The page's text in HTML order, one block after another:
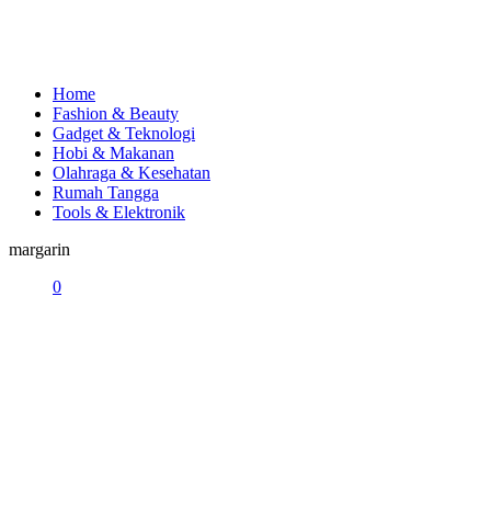
Home
Fashion & Beauty
Gadget & Teknologi
Hobi & Makanan
Olahraga & Kesehatan
Rumah Tangga
Tools & Elektronik
margarin
0